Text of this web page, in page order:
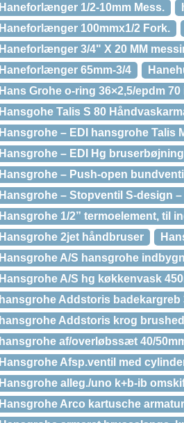
Haneforlænger 1/2-10mm Mess.
Haneforlænger 100mmx1/2 Fork.
Haneforlænger 3/4" X 20 MM
Haneforlænger 65mm-3/4
Hans Grohe o-ring 36×2,5/epdm 70
Hansgohe Talis S 80
Hansgrohe – EDI hansgrohe Talis
Hansgrohe – EDI Hg
Hansgrohe – Push-open
Hansgrohe – Stopventil S-design
Hansgrohe 1/2” termoelement, til
Hansgrohe 2jet håndbruser
Hansgrohe A/S hansgrohe
Hansgrohe A/S hg køkkenvask
hansgrohe Addstoris
hansgrohe Addstoris krog
hansgrohe af/overløbssæt 40/
Hansgrohe Afsp.ventil med
Hansgrohe alleg./uno k+b-ib
Hansgrohe Arco kartusche